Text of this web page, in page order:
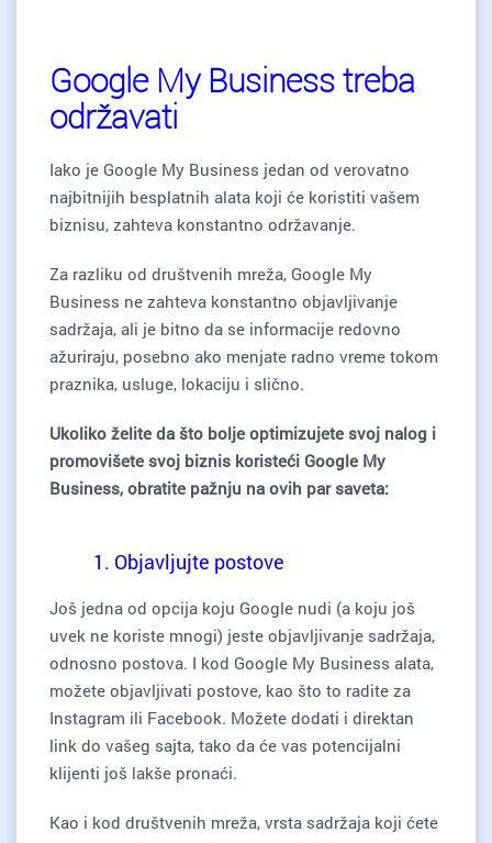
Google My Business treba
održavati
Iako je Google My Business jedan od verovatno
najbitnijih besplatnih alata koji će koristiti vašem
biznisu, zahteva konstantno održavanje.
Za razliku od društvenih mreža, Google My
Business ne zahteva konstantno objavljivanje
sadržaja, ali je bitno da se informacije redovno
ažuriraju, posebno ako menjate radno vreme tokom
praznika, usluge, lokaciju i slično.
Ukoliko želite da što bolje optimizujete svoj nalog i
promovišete svoj biznis koristeći Google My
Business, obratite pažnju na ovih par saveta:
1. Objavljujte postove
Još jedna od opcija koju Google nudi (a koju još
uvek ne koriste mnogi) jeste objavljivanje sadržaja,
odnosno postova. I kod Google My Business alata,
možete objavljivati postove, kao što to radite za
Instagram ili Facebook. Možete dodati i direktan
link do vašeg sajta, tako da će vas potencijalni
klijenti još lakše pronaći.
Kao i kod društvenih mreža, vrsta sadržaja koji ćete